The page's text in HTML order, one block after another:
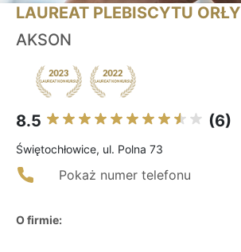
LAUREAT PLEBISCYTU ORŁY
AKSON
8.5 (6)
Świętochłowice, ul. Polna 73
Pokaż numer telefonu
O firmie: